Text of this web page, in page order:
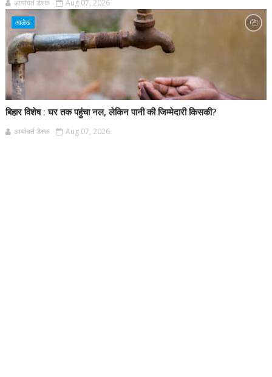
आर्यावर्त डेस्क Aug 07, 2026
आलेख
बिहार विशेष : घर तक पहुंचा नल, लेकिन पानी की जिम्मेदारी किसकी?
आर्यावर्त डेस्क Aug 07, 2026